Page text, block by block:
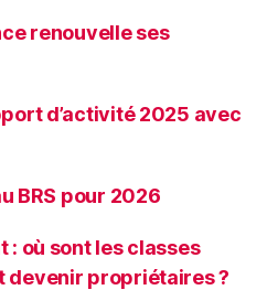
renouvelle ses
d’activité 2025 avec
BRS pour 2026
: où sont les classes
devenir propriétaires ?